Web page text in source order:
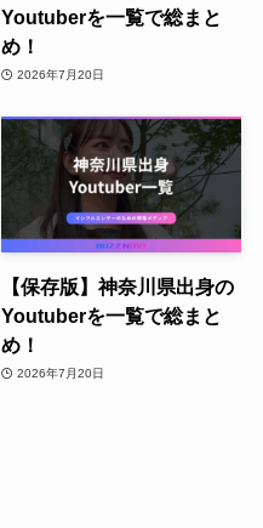
Youtuberを一覧で総まと
め！
2026年7月20日
【保存版】神奈川県出身の
Youtuberを一覧で総まと
め！
2026年7月20日